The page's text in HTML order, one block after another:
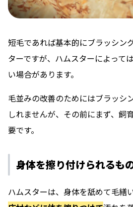
短毛であれば基本的にブラッシン
ターですが、ハムスターによって
い場合があります。
毛並みの改善のためにはブラッシ
しれませんが、その前にまず、飼
要です。
身体を擦り付けられるも
ハムスターは、身体を舐めて毛繕